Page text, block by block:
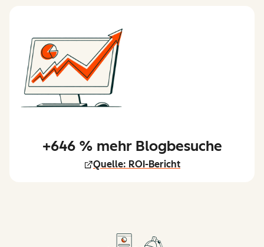
+646 % mehr Blogbesuche
Quelle: ROI-Bericht